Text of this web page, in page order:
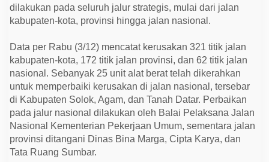
a
n
n
g
s
o
r
d
i
S
u
m
u
dilakukan pada seluruh jalur strategis, mulai dari jalan
kabupaten-kota, provinsi hingga jalan nasional.
Data per Rabu (3/12) mencatat kerusakan 321 titik jalan
kabupaten-kota, 172 titik jalan provinsi, dan 62 titik jalan
nasional. Sebanyak 25 unit alat berat telah dikerahkan
untuk memperbaiki kerusakan di jalan nasional, tersebar
di Kabupaten Solok, Agam, dan Tanah Datar. Perbaikan
pada jalur nasional dilakukan oleh Balai Pelaksana Jalan
Nasional Kementerian Pekerjaan Umum, sementara jalan
provinsi ditangani Dinas Bina Marga, Cipta Karya, dan
Tata Ruang Sumbar.